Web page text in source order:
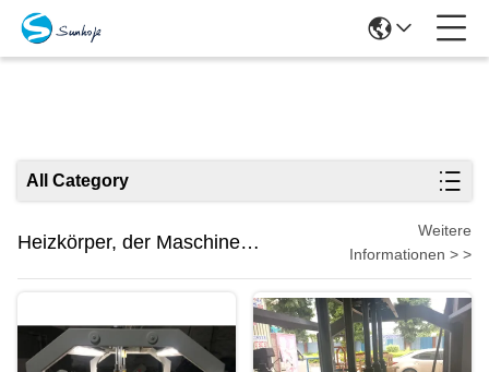
All Category
Heizkörper, der Maschine
herstellt
Weitere
Informationen > >